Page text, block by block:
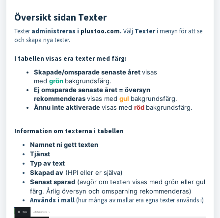
Översikt sidan Texter
Texteradministreras i plustoo.com. Välj Texteri menyn för att se
och skapa nya texter.
I tabellen visas era texter med färg:
Skapade/omsparade senaste åretvisas
med grön bakgrundsfärg.
Ej omsparade senaste året = översyn
rekommenderasvisas med gul bakgrundsfärg.
Ännu inte aktiveradevisas med röd bakgrundsfärg.
Information om texterna i tabellen
Namnetni gett texten
Tjänst
Typ av text
Skapad av (HPI eller er själva)
Senast sparad (avgör om texten visas med grön eller gul
färg. Årlig översyn och omsparning rekommenderas)
Används i mall(hur många av mallar era egna texter används i)